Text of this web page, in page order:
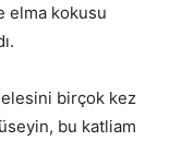
elma kokusu
birçok kez
bu katliam